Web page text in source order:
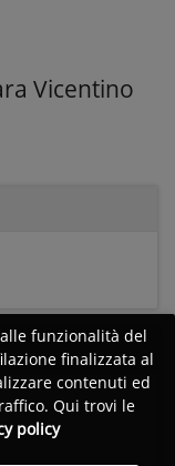
Vicentino
funzionalità del
finalizzata al
contenuti ed
Qui trovi le
policy